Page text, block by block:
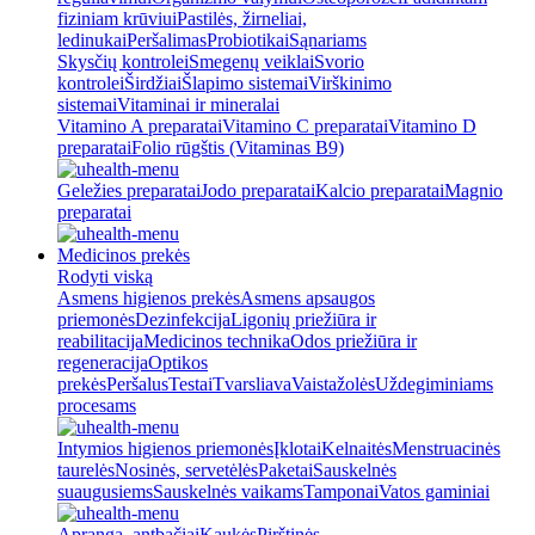
fiziniam krūviuiPastilės, žirneliai,
ledinukaiPeršalimasProbiotikaiSąnariams
Skysčių kontroleiSmegenų veiklaiSvorio
kontroleiŠirdžiaiŠlapimo sistemaiVirškinimo
sistemaiVitaminai ir mineralai
Vitamino A preparataiVitamino C preparataiVitamino D
preparataiFolio rūgštis (Vitaminas B9)
Geležies preparataiJodo preparataiKalcio preparataiMagnio
preparatai
Medicinos prekės
Rodyti viską
Asmens higienos prekėsAsmens apsaugos
priemonėsDezinfekcijaLigonių priežiūra ir
reabilitacijaMedicinos technikaOdos priežiūra ir
regeneracijaOptikos
prekėsPeršalusTestaiTvarsliavaVaistažolėsUždegiminiams
procesams
Intymios higienos priemonėsĮklotaiKelnaitėsMenstruacinės
taurelėsNosinės, servetėlėsPaketaiSauskelnės
suaugusiemsSauskelnės vaikamsTamponaiVatos gaminiai